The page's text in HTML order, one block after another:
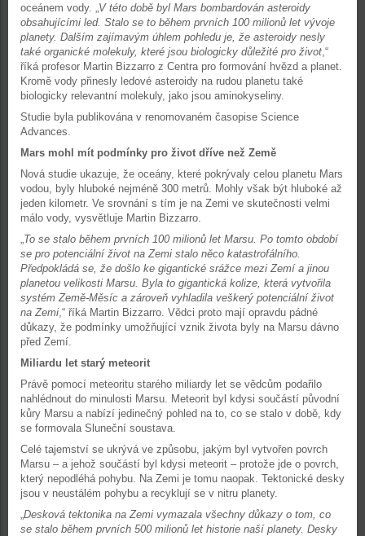
oceánem vody. „V této době byl Mars bombardován asteroidy
obsahujícími led. Stalo se to během prvních 100 milionů let vývoje
planety. Dalším zajímavým úhlem pohledu je, že asteroidy nesly
také organické molekuly, které jsou biologicky důležité pro život,“
říká profesor Martin Bizzarro z Centra pro formování hvězd a planet.
Kromě vody přinesly ledové asteroidy na rudou planetu také
biologicky relevantní molekuly, jako jsou aminokyseliny.
Studie byla publikována v renomovaném časopise Science
Advances.
Mars mohl mít podmínky pro život dříve než Země
Nová studie ukazuje, že oceány, které pokrývaly celou planetu Mars
vodou, byly hluboké nejméně 300 metrů. Mohly však být hluboké až
jeden kilometr. Ve srovnání s tím je na Zemi ve skutečnosti velmi
málo vody, vysvětluje Martin Bizzarro.
„To se stalo během prvních 100 milionů let Marsu. Po tomto období
se pro potenciální život na Zemi stalo něco katastrofálního.
Předpokládá se, že došlo ke gigantické srážce mezi Zemí a jinou
planetou velikosti Marsu. Byla to gigantická kolize, která vytvořila
systém Země-Měsíc a zároveň vyhladila veškerý potenciální život
na Zemi,“ říká Martin Bizzarro. Vědci proto mají opravdu pádné
důkazy, že podmínky umožňující vznik života byly na Marsu dávno
před Zemí.
Miliardu let starý meteorit
Právě pomocí meteoritu starého miliardy let se vědcům podařilo
nahlédnout do minulosti Marsu. Meteorit byl kdysi součástí původní
kůry Marsu a nabízí jedinečný pohled na to, co se stalo v době, kdy
se formovala Sluneční soustava.
Celé tajemství se ukrývá ve způsobu, jakým byl vytvořen povrch
Marsu – a jehož součástí byl kdysi meteorit – protože jde o povrch,
který nepodléhá pohybu. Na Zemi je tomu naopak. Tektonické desky
jsou v neustálém pohybu a recyklují se v nitru planety.
„Desková tektonika na Zemi vymazala všechny důkazy o tom, co
se stalo během prvních 500 milionů let historie naší planety. Desky